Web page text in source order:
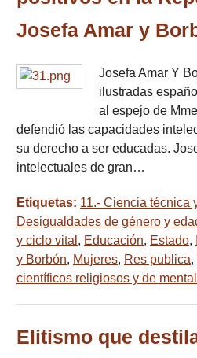
Josefa Amar y
Josefa Amar Y
ilustradas
al espejo de
defendió las capacidades
su derecho a ser educadas.
intelectuales de gran…
Etiquetas: 11.- Ciencia técnica
Desigualdades de género y
y ciclo vital , Educación, Estado,
y Borbón, Mujeres, Res publica,
científicos religiosos y de
Elitismo que